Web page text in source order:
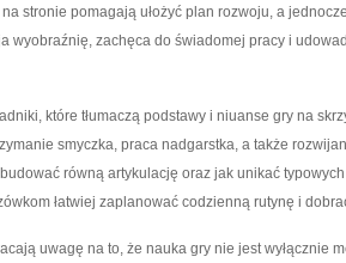
stronie pomagają ułożyć plan rozwoju, a
wyobraźnię, zachęca do świadomej pracy i
które tłumaczą podstawy i niuanse gry na
smyczka, praca nadgarstka, a także
równą artykulację oraz jak unikać
łatwiej zaplanować codzienną rutynę i
uwagę na to, że nauka gry nie jest wyłącznie